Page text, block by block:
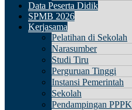
Data Peserta Didik
SPMB 2026
Kerjasama
Pelatihan di Sekolah
Narasumber
Studi Tiru
Perguruan Tinggi
Instansi Pemerintah
Sekolah
Pendampingan PPPK